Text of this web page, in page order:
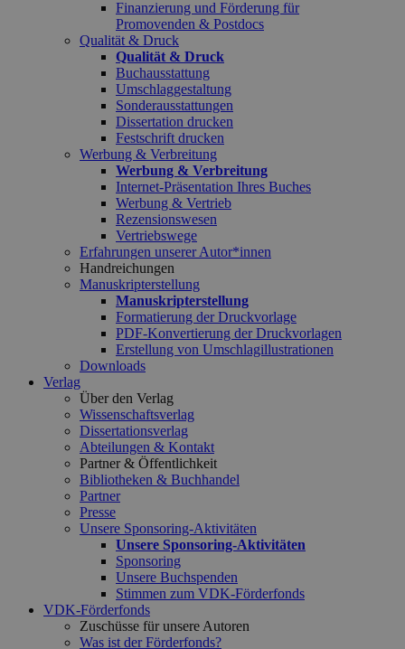
Finanzierung und Förderung für
Promovenden & Postdocs
Qualität & Druck
Qualität & Druck
Buchausstattung
Umschlaggestaltung
Sonderausstattungen
Dissertation drucken
Festschrift drucken
Werbung & Verbreitung
Werbung & Verbreitung
Internet-Präsentation Ihres Buches
Werbung & Vertrieb
Rezensionswesen
Vertriebswege
Erfahrungen unserer Autor*innen
Handreichungen
Manuskripterstellung
Manuskripterstellung
Formatierung der Druckvorlage
PDF-Konvertierung der Druckvorlagen
Erstellung von Umschlagillustrationen
Downloads
Verlag
Über den Verlag
Wissenschaftsverlag
Dissertationsverlag
Abteilungen & Kontakt
Partner & Öffentlichkeit
Bibliotheken & Buchhandel
Partner
Presse
Unsere Sponsoring-Aktivitäten
Unsere Sponsoring-Aktivitäten
Sponsoring
Unsere Buchspenden
Stimmen zum VDK-Förderfonds
VDK-Förderfonds
Zuschüsse für unsere Autoren
Was ist der Förderfonds?